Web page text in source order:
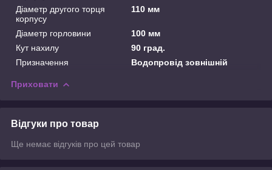
Діаметр другого торця
корпусу
110 мм
Діаметр горловини
100 мм
Кут нахилу
90 град.
Призначення
Водопровід зовнішній
Приховати
Відгуки про товар
Ще немає відгуків про цей товар